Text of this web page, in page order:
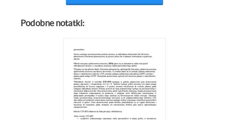
Podobne notatki: